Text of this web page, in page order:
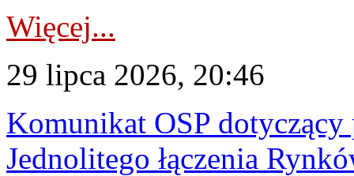
Więcej...
29 lipca 2026, 20:46
Komunikat OSP
Jednolitego łączenia